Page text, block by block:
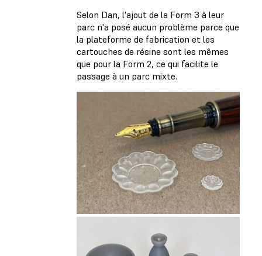
Selon Dan, l'ajout de la Form 3 à leur
parc n'a posé aucun problème parce que
la plateforme de fabrication et les
cartouches de résine sont les mêmes
que pour la Form 2, ce qui facilite le
passage à un parc mixte.